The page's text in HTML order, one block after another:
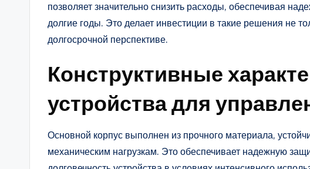
позволяет значительно снизить расходы, обеспечивая
долгие годы. Это делает инвестиции в такие решения не
долгосрочной перспективе.
Конструктивные
устройства для
Основной корпус выполнен из прочного материала,
механическим нагрузкам. Это обеспечивает надежную